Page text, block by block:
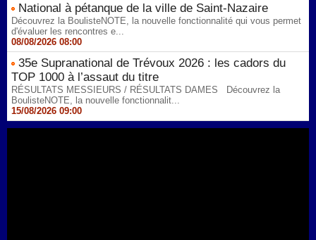
National à pétanque de la ville de Saint-Nazaire
Découvrez la BoulisteNOTE, la nouvelle fonctionnalité qui vous permet
d'évaluer les rencontres e...
08/08/2026 08:00
35e Supranational de Trévoux 2026 : les cadors du
TOP 1000 à l’assaut du titre
RÉSULTATS MESSIEURS / RÉSULTATS DAMES Découvrez la
BoulisteNOTE, la nouvelle fonctionnalit...
15/08/2026 09:00